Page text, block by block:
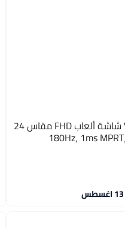
فيوسونيك VX24G1-HD شاشة ألعاب FHD مقاس 24
بوصة – 180Hz، 1ms MPRT، IPS، 2× HDMI،
13 اغسطس